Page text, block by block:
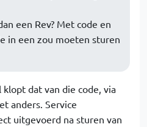
een Rev? Met code en
in een zou moeten sturen
dat van die code, via
anders. Service
uitgevoerd na sturen van